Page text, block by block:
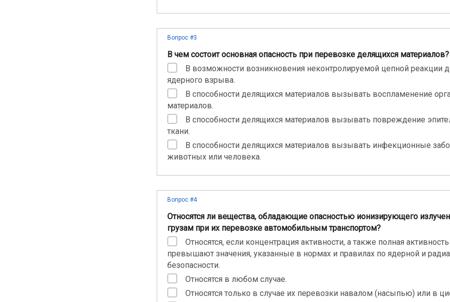
Вопрос #3
В чем состоит основная опасность при перевозке делящихся материалов?
В возможности возникновения неконтролируемой цепной реакции
ядерного взрыва.
В способности делящихся материалов вызывать воспламенение
материалов.
В способности делящихся материалов вызывать повреждение
ткани.
В способности делящихся материалов вызывать инфекционные
животных или человека.
Вопрос #4
Относятся ли вещества, обладающие опасностью ионизирующего
грузам при их перевозке автомобильным транспортом?
Относятся, если концентрация активности, а также полная активность
превышают значения, указанные в нормах и правилах по ядерной и
безопасности.
Относятся в любом случае.
Относятся только в случае их перевозки навалом (насыпью) или в